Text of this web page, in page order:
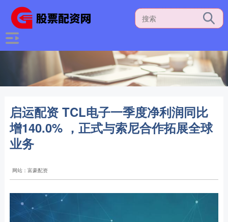
启运配资 TCL电子一季度净利润同比
增140.0% ，正式与索尼合作拓展全球
业务
网站：富豪配资